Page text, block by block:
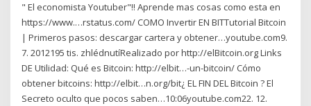
" El economista Youtuber"!! ️️️Aprende mas cosas como esta en
https://www.…rstatus.com/ COMO Invertir EN BITTutorial Bitcoin
| Primeros pasos: descargar cartera y obtener…youtube.com9.
7. 2012195 tis. zhlédnutíRealizado por http://elBitcoin.org Links
DE Utilidad: Qué es Bitcoin: http://elbit…-un-bitcoin/ Cómo
obtener bitcoins: http://elbit…n.org/bit¿ EL FIN DEL Bitcoin ? El
Secreto oculto que pocos saben…10:06youtube.com22. 12.